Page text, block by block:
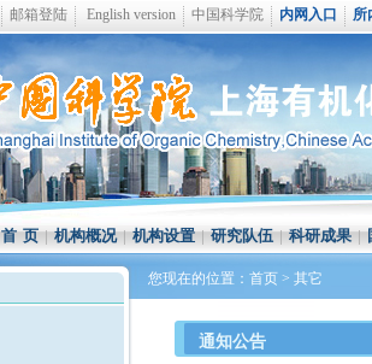
邮箱登陆 English version 中国科学院 内网入口 所
首 页 | 机构概况 | 机构设置 | 研究队伍 | 科研成果 |
您现在的位置： 首页 > 其它
通知公告